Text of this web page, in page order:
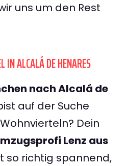
uns um den Rest
IN ALCALÁ DE HENARES
nach Alcalá de
auf der Suche
Dein
Lenz aus
so richtig spannend,